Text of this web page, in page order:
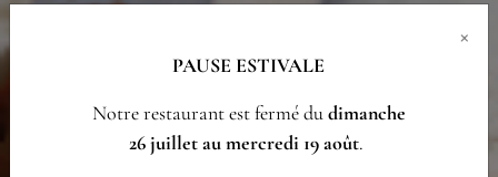
×
PAUSE ESTIVALE
Notre restaurant est fermé dudimanche
26 juillet au mercredi 19 août.